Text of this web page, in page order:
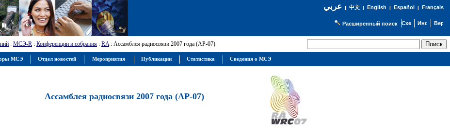
عربي| 中文| English | Español | Français
Расширенный поиск
: МСЭ-R : Конференции и собрания : RA: Ассамблея радиосвязи 2007 года (АР-07)
Ассамблея радиосвязи 2007 года (АР-07)
МСЭ Отдел новостей Мероприятия Публикации Статистика Сведения о МСЭ